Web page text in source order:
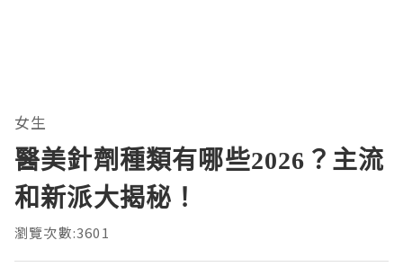
女生
醫美針劑種類有哪些2026？主流
和新派大揭秘！
瀏覽次數:3601